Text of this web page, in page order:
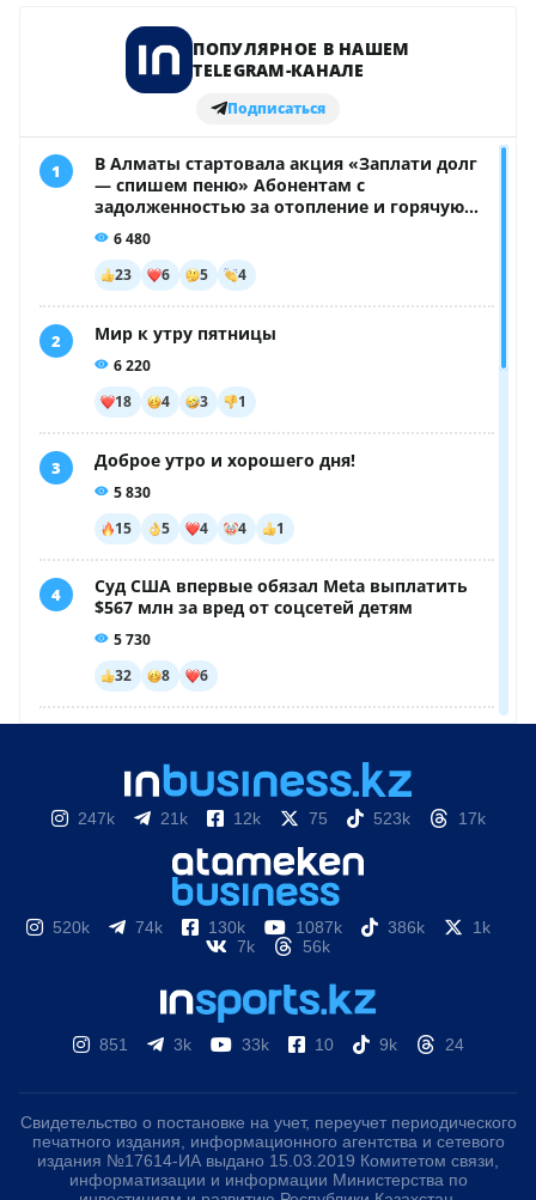
247k 21k 12k 75 523k 17k
520k 74k 130k 1087k 386k
1k
7k
56k
851 3k 33k 10 9k 24
Свидетельство о постановке на учет, переучет периодического
печатного издания, информационного агентства и сетевого
издания №17614-ИА выдано 15.03.2019 Комитетом связи,
информатизации и информации Министерства по